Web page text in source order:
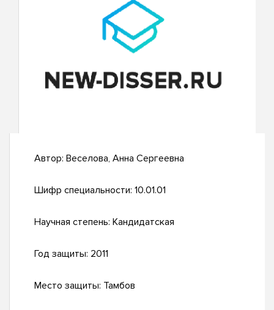
Автор: Веселова, Анна Сергеевна
Шифр специальности: 10.01.01
Научная степень: Кандидатская
Год защиты: 2011
Место защиты: Тамбов